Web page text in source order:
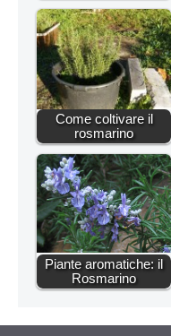
Come coltivare il
rosmarino
Piante aromatiche: il
Rosmarino